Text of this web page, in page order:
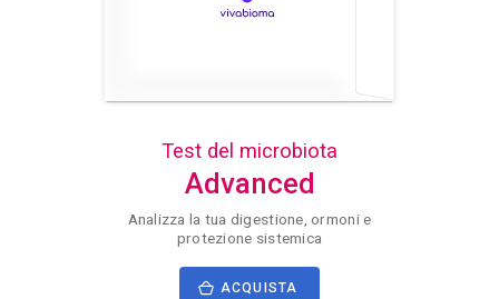
Test del microbiota
Advanced
Analizza la tua digestione, ormoni e
protezione sistemica
ACQUISTA